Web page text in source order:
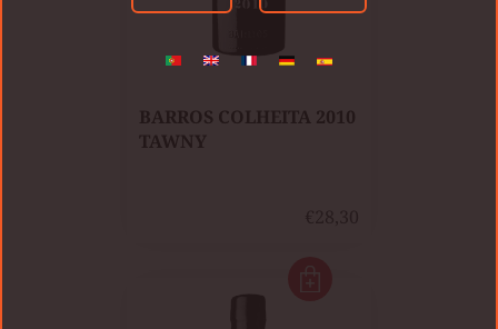
BARROS COLHEITA 2010
TAWNY